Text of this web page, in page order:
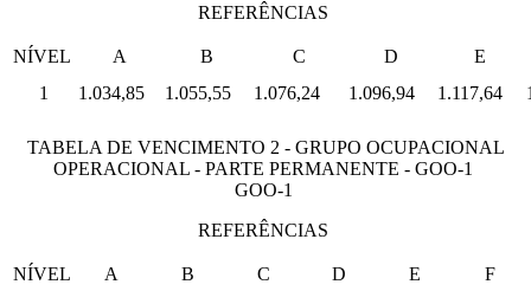
REFERÊNCIAS
NÍVEL A B C D
E
1
1.034,85 1.055,55 1.076,24 1.096,94 1.117,64
TABELA DE VENCIMENTO 2 - GRUPO OCUPACIONAL
OPERACIONAL - PARTE PERMANENTE - GOO-1
GOO-1
REFERÊNCIAS
NÍVEL A B C D E
F